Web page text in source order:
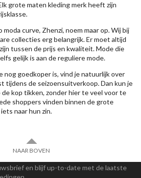
grote maten kleding merk heeft zijn
moda curve, Zhenzi, noem maar op. Wij bij
collecties erg belangrijk. Er moet altijd
tussen de prijs en kwaliteit. Mode die
gelijk is aan de reguliere mode.
nog goedkoper is, vind je natuurlijk over
tijdens de seizoensuitverkoop. Dan kun je
kop tikken, zonder hier te veel voor te
shoppers vinden binnen de grote
naar hun zin.
NAAR BOVEN
en blijf up-to-date met de laatste